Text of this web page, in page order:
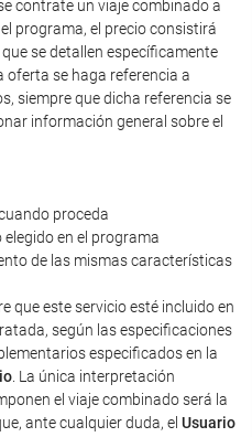
contrate un viaje combinado a
programa, el precio consistirá
se detallen específicamente
oferta se haga referencia a
siempre que dicha referencia se
información general sobre el
proceda
en el programa
de las mismas características
que este servicio esté incluido en
según las especificaciones
especificados en la
. La única interpretación
el viaje combinado será la
ante cualquier duda, el Usuario